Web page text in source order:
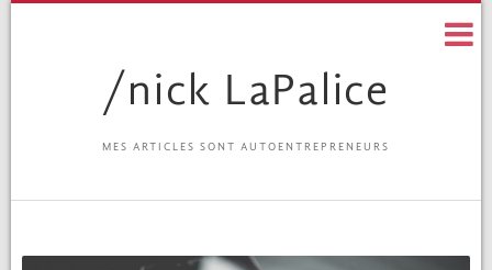
/nick LaPalice
MES ARTICLES SONT AUTOENTREPRENEURS